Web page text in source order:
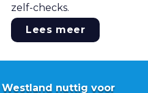
zelf-checks.
Lees meer
Westland nuttig voor